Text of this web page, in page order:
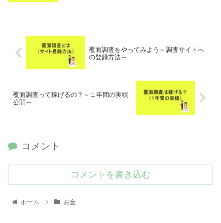
覆面調査をやってみよう～調査サイトへ
の登録方法～
覆面調査って稼げるの？～１年間の実績
公開～
コメント
コメントを書き込む
ホーム お金